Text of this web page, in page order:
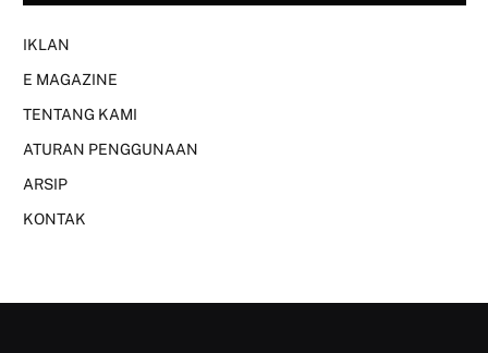
IKLAN
E MAGAZINE
TENTANG KAMI
ATURAN PENGGUNAAN
ARSIP
KONTAK